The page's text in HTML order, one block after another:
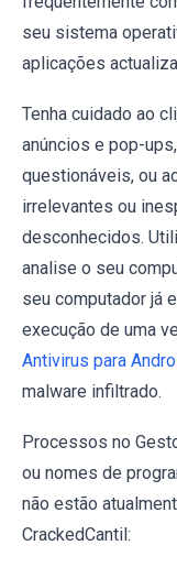
seu sistema
aplicações
Tenha cuidado ao
anúncios e pop-
questionáveis, ou
irrelevantes ou
desconhecidos.
analise o seu
seu computador já
execução de uma
Antivirus para
malware infiltrado.
Processos no
ou nomes de
não estão
CrackedCantil: